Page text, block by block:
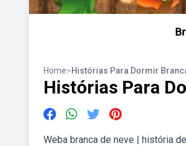
Home>Histórias Para Dormir
Histórias Para
Weba branca de neve | história